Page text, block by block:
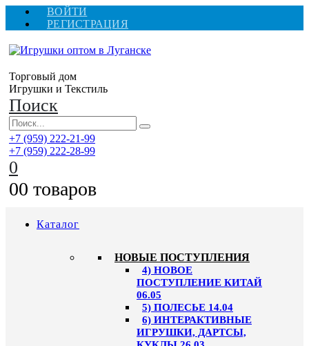
ВОЙТИ
РЕГИСТРАЦИЯ
Торговый дом
Игрушки и Текстиль
Поиск
+7 (959) 222-21-99
+7 (959) 222-28-99
0
00 товаров
Каталог
НОВЫЕ ПОСТУПЛЕНИЯ
4) НОВОЕ
ПОСТУПЛЕНИЕ КИТАЙ
06.05
5) ПОЛЕСЬЕ 14.04
6) ИНТЕРАКТИВНЫЕ
ИГРУШКИ, ДАРТСЫ,